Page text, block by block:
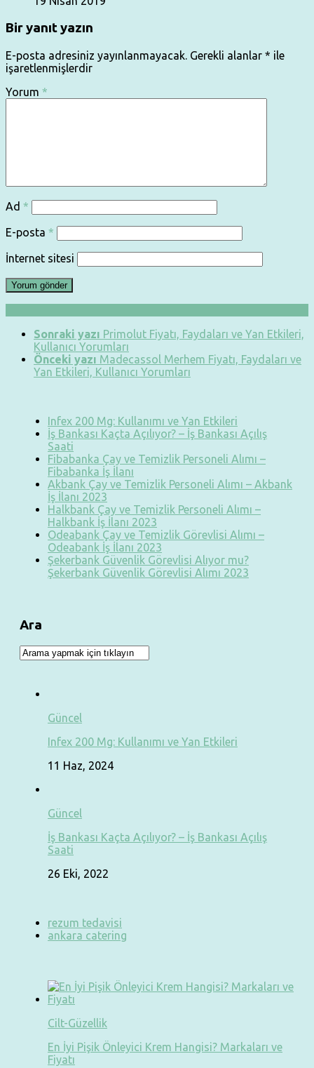
Bir yanıt yazın
E-posta adresiniz yayınlanmayacak. Gerekli alanlar * ile
işaretlenmişlerdir
Yorum *
Ad *
E-posta *
İnternet sitesi
Sonraki yazı Primolut Fiyatı, Faydaları ve Yan Etkileri,
Kullanıcı Yorumları
Önceki yazı Madecassol Merhem Fiyatı, Faydaları ve
Yan Etkileri, Kullanıcı Yorumları
Infex 200 Mg: Kullanımı ve Yan Etkileri
İş Bankası Kaçta Açılıyor? – İş Bankası Açılış
Saati
Fibabanka Çay ve Temizlik Personeli Alımı –
Fibabanka İş İlanı
Akbank Çay ve Temizlik Personeli Alımı – Akbank
İş İlanı 2023
Halkbank Çay ve Temizlik Personeli Alımı –
Halkbank İş İlanı 2023
Odeabank Çay ve Temizlik Görevlisi Alımı –
Odeabank İş İlanı 2023
Şekerbank Güvenlik Görevlisi Alıyor mu?
Şekerbank Güvenlik Görevlisi Alımı 2023
Ara
Güncel
Infex 200 Mg: Kullanımı ve Yan Etkileri
11 Haz, 2024
Güncel
İş Bankası Kaçta Açılıyor? – İş Bankası Açılış
Saati
26 Eki, 2022
rezum tedavisi
ankara catering
Cilt-Güzellik
En İyi Pişik Önleyici Krem Hangisi? Markaları ve
Fiyatı